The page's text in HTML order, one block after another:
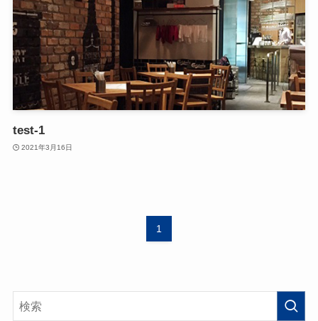
test-1
2021年3月16日
1